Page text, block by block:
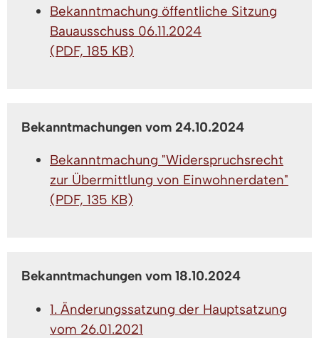
Bekanntmachung öffentliche Sitzung
Bauausschuss 06.11.2024
(PDF, 185 KB)
Bekanntmachungen vom 24.10.2024
Bekanntmachung "Widerspruchsrecht
zur Übermittlung von Einwohnerdaten"
(PDF, 135 KB)
Bekanntmachungen vom 18.10.2024
1. Änderungssatzung der Hauptsatzung
vom 26.01.2021